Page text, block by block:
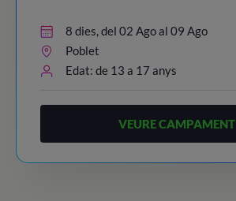
8 dies, del 02 Ago al 09 Ago
Poblet
Edat: de 13 a 17 anys
VEURE CAMPAMENT